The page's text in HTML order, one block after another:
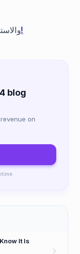
تواصل معنا!
blog
on
It Is